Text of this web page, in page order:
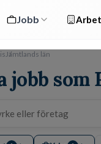
Jobb
Jämtlands län
jobb